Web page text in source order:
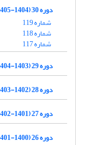
دوره 30 (1404-1405)
شماره 119
شماره 118
شماره 117
دوره 29 (1403-1404)
دوره 28 (1402-1403)
دوره 27 (1401-1402)
دوره 26 (1400-1401)